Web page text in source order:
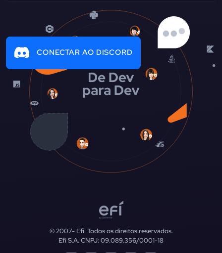
CONECTAR AO DISCORD
© 2007-Efí. Todos os direitos reservados.
Efí S.A. CNPJ: 09.089.356/0001-18